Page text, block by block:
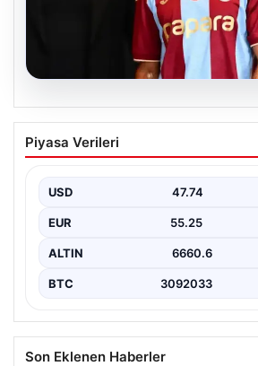
Trabzonspor’da Salah
Maçı Kadrosu Netleşti
sahaya çıkacak oyuncuları açıkladı.
uzun…
Piyasa Verileri
USD 47.74
EUR 55.25
ALTIN 6660.6
BTC 3092033
Son Eklenen Haberler